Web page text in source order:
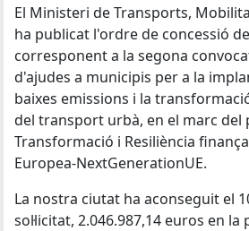
El Ministeri de Transports,
ha publicat l'ordre de concessió
corresponent a la segona
d'ajudes a municipis per a la
baixes emissions i la
del transport urbà, en el marc del
Transformació i Resiliència
Europea-NextGenerationUE.
La nostra ciutat ha aconseguit el
sol·licitat, 2.046.987,14 euros en la